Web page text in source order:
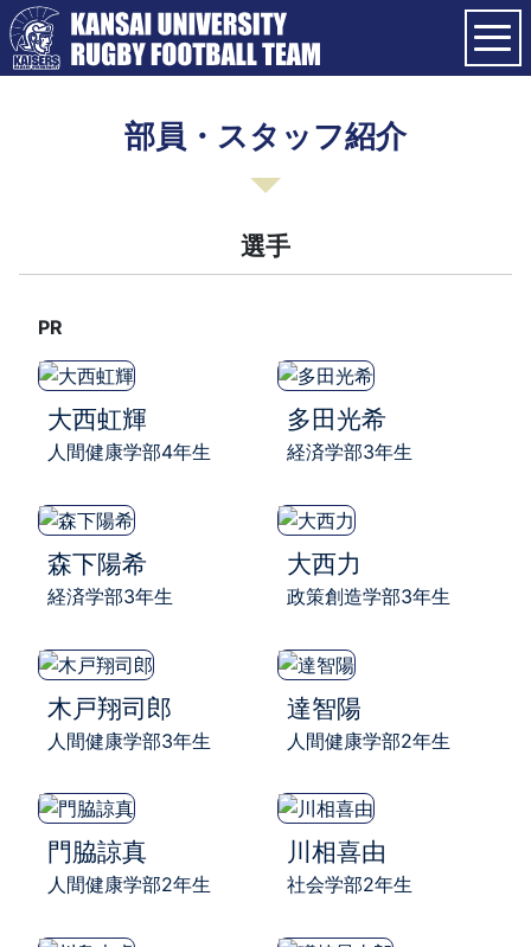
部員・スタッフ紹介
選手
PR
大西虹輝
人間健康学部4年生
多田光希
経済学部3年生
森下陽希
経済学部3年生
大西力
政策創造学部3年生
木戸翔司郎
人間健康学部3年生
達智陽
人間健康学部2年生
門脇諒真
人間健康学部2年生
川相喜由
社会学部2年生